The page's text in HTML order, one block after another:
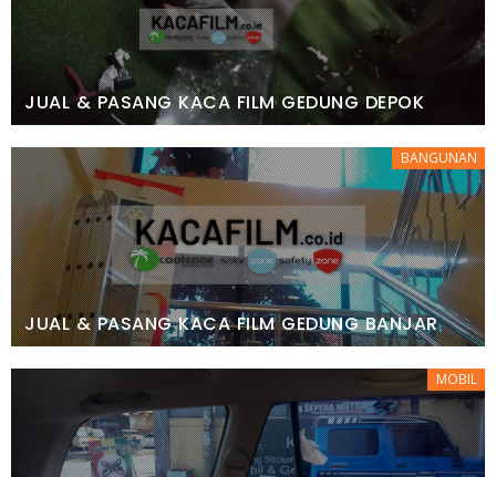
JUAL & PASANG KACA FILM GEDUNG DEPOK
BANGUNAN
JUAL & PASANG KACA FILM GEDUNG BANJAR
MOBIL